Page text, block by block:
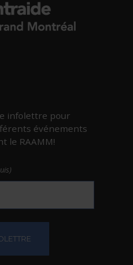
infolettre pour
événements
le RAAMM!